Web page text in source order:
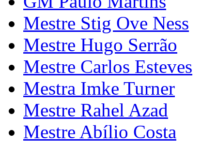
Mestre Stig Ove Ness
Mestre Hugo Serrão
Mestre Carlos Esteves
Mestra Imke Turner
Mestre Rahel Azad
Mestre Abílio Costa